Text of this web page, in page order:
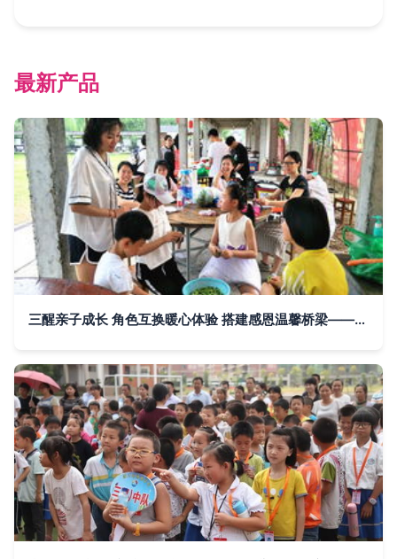
最新产品
三醒亲子成长 角色互换暖心体验 搭建感恩温馨桥梁——大发社区小海豚亲子成长营母亲节特别活动侧记